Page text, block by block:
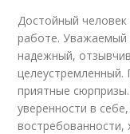
Достойный человек
работе. Уважаемый
надежный,
целеустремленный.
приятные
уверенности в